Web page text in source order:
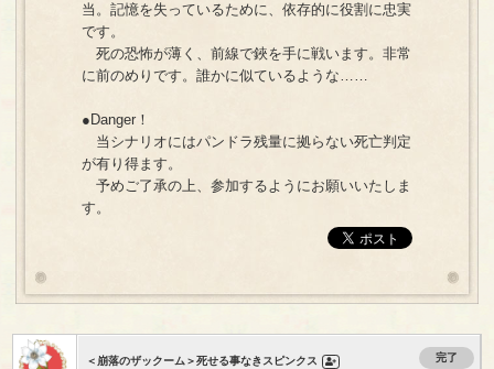
当。記憶を失っているために、依存的に役割に忠実
です。
死の恐怖が薄く、前線で鋏を手に戦います。非常
に前のめりです。誰かに似ているような……
●Danger！
当シナリオにはパンドラ残量に拠らない死亡判定
が有り得ます。
予めご了承の上、参加するようにお願いいたしま
す。
＜崩落のザックーム＞死せる事なきスピンクス 完了